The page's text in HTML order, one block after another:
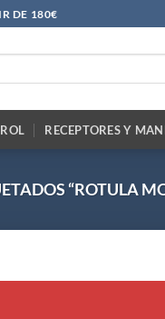
DE 180€
RECEPTORES Y
“ROTULA